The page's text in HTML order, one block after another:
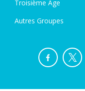
Troisième Âge
Autres Groupes